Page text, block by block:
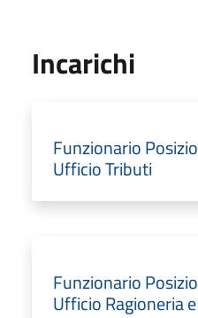
Incarichi
Funzionario
Ufficio Tributi
Funzionario
Ufficio Ragioneria